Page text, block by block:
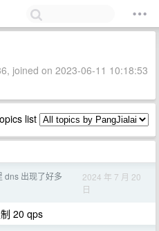
joined on 2023-06-11 10:18:53
list
dns 出现了好多
2024 年 7 月 20
日
20 qps